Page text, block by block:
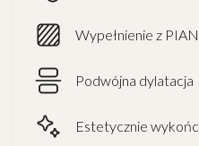
Wypełnienie z
Podwójna dylatacja
Estetycznie